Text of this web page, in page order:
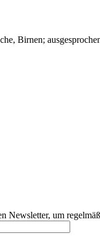
Birnen;
Newsletter, um